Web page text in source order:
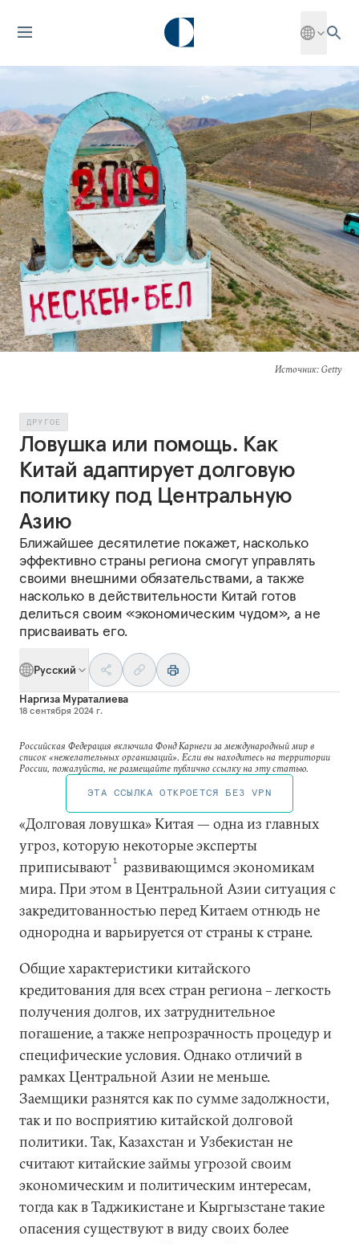
Источник: Getty
ДРУГОЕ
Ловушка или помощь. Как
Китай адаптирует долговую
политику под Центральную
Азию
Ближайшее десятилетие покажет, насколько
эффективно страны региона смогут управлять
своими внешними обязательствами, а также
насколько в действительности Китай готов
делиться своим «экономическим чудом», а не
присваивать его.
Русский
Наргиза Мураталиева
18 сентября 2024 г.
Российская Федерация включила Фонд Карнеги за международный мир в
список «нежелательных организаций». Если вы находитесь на территории
России, пожалуйста, не размещайте публично ссылку на эту статью.
ЭТА ССЫЛКА ОТКРОЕТСЯ БЕЗ VPN
«Долговая ловушка» Китая — одна из главных
угроз, которую некоторые эксперты
приписывают1
развивающимся экономикам
мира. При этом в Центральной Азии ситуация с
закредитованностью перед Китаем отнюдь не
однородна и варьируется от страны к стране.
Общие характеристики китайского
кредитования для всех стран региона – легкость
получения долгов, их затруднительное
погашение, а также непрозрачность процедур и
специфические условия. Однако отличий в
рамках Центральной Азии не меньше.
Заемщики разнятся как по сумме задолжности,
так и по восприятию китайской долговой
политики. Так, Казахстан и Узбекистан не
считают китайские займы угрозой своим
экономическим и политическим интересам,
тогда как в Таджикистане и Кыргызстане такие
опасения существуют в виду своих более